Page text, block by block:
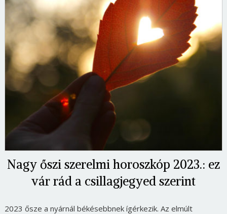
Nagy őszi szerelmi horoszkóp 2023.: ez
vár rád a csillagjegyed szerint
2023 ősze a nyárnál békésebbnek ígérkezik. Az elmúlt